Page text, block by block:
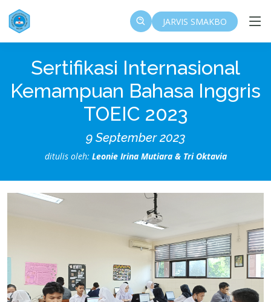
JARVIS SMAKBO
Sertifikasi Internasional
Kemampuan Bahasa Inggris
TOEIC 2023
9 September 2023
ditulis oleh: Leonie Irina Mutiara & Tri Oktavia